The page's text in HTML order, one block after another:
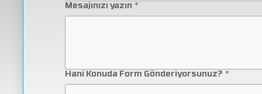
Mesajınızı yazın *
Hani Konuda Form Gönderiyorsunuz? *